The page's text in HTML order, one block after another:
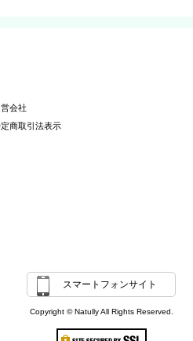
会社
商取引法表示
スマートフォンサイト
Copyright © Natully All Rights Reserved.